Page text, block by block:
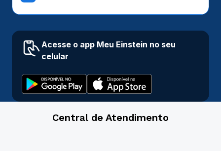
Acesse o app Meu Einstein no seu
celular
Central de Atendimento